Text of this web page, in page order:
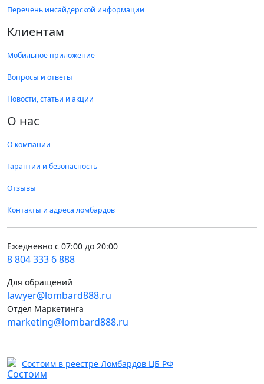
Перечень инсайдерской информации
Клиентам
Мобильное приложение
Вопросы и ответы
Новости, статьи и акции
О нас
О компании
Гарантии и безопасность
Отзывы
Контакты и адреса ломбардов
Ежедневно с 07:00 до 20:00
8 804 333 6 888
Для обращений
lawyer@lombard888.ru
Отдел Маркетинга
marketing@lombard888.ru
Состоим в реестре Ломбардов ЦБ РФ